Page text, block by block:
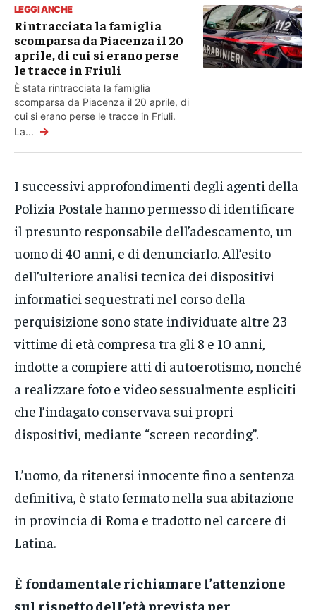
LEGGI ANCHE
Rintracciata la famiglia
scomparsa da Piacenza il 20
aprile, di cui si erano perse
le tracce in Friuli
È stata rintracciata la famiglia
scomparsa da Piacenza il 20 aprile, di
cui si erano perse le tracce in Friuli.
La... →
I successivi approfondimenti degli agenti della
Polizia Postale hanno permesso di identificare
il presunto responsabile dell’adescamento, un
uomo di 40 anni, e di denunciarlo. All’esito
dell’ulteriore analisi tecnica dei dispositivi
informatici sequestrati nel corso della
perquisizione sono state individuate altre 23
vittime di età compresa tra gli 8 e 10 anni,
indotte a compiere atti di autoerotismo, nonché
a realizzare foto e video sessualmente espliciti
che l’indagato conservava sui propri
dispositivi, mediante “screen recording”.
L’uomo, da ritenersi innocente fino a sentenza
definitiva, è stato fermato nella sua abitazione
in provincia di Roma e tradotto nel carcere di
Latina.
È fondamentale richiamare l’attenzione
sul rispetto dell’età prevista per